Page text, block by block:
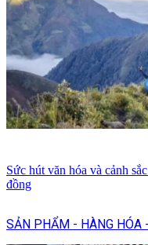
Sức hút văn hóa và cảnh
đồng
SẢN PHẨM - HÀNG HÓA